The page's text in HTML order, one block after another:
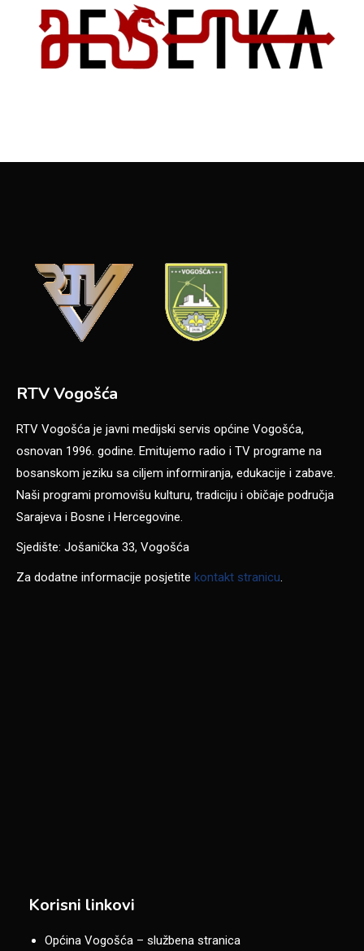
RTV Vogošća
RTV Vogošća je javni medijski servis općine Vogošća,
osnovan 1996. godine. Emitujemo radio i TV programe na
bosanskom jeziku sa ciljem informiranja, edukacije i zabave.
Naši programi promovišu kulturu, tradiciju i običaje područja
Sarajeva i Bosne i Hercegovine.
Sjedište: Jošanička 33, Vogošća
Za dodatne informacije posjetite kontakt stranicu.
Korisni linkovi
Općina Vogošća – službena stranica